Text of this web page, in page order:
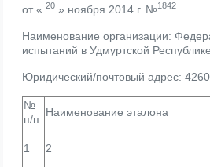
от « 20 » ноября 2014 г. №1842
Наименование организации:
испытаний в Удмуртской
Юридический/почтовый адрес:
№
п/п
Наименование эталона
1 2